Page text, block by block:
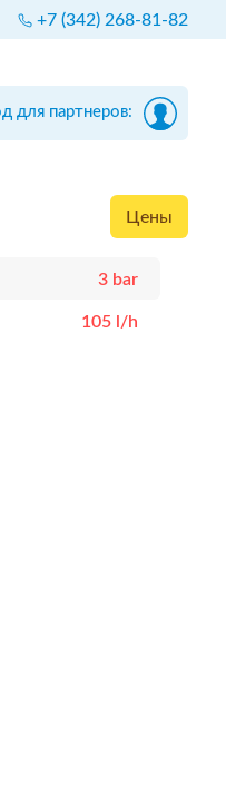
+7 (342) 268-81-82
для партнеров:
Цены
3 bar
105 l/h